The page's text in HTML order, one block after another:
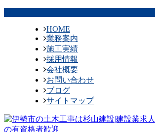
HOME
業務案内
施工実績
採用情報
会社概要
お問い合わせ
ブログ
サイトマップ